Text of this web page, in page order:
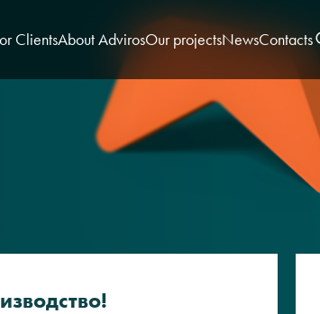
ClientsAbout AdvirosOur projectsNewsContacts